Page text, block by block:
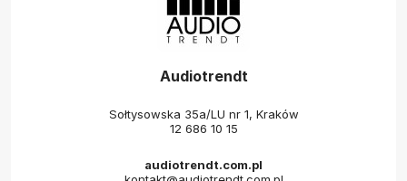
Audiotrendt
Sołtysowska 35a/LU nr 1, Kraków
12 686 10 15
audiotrendt.com.pl